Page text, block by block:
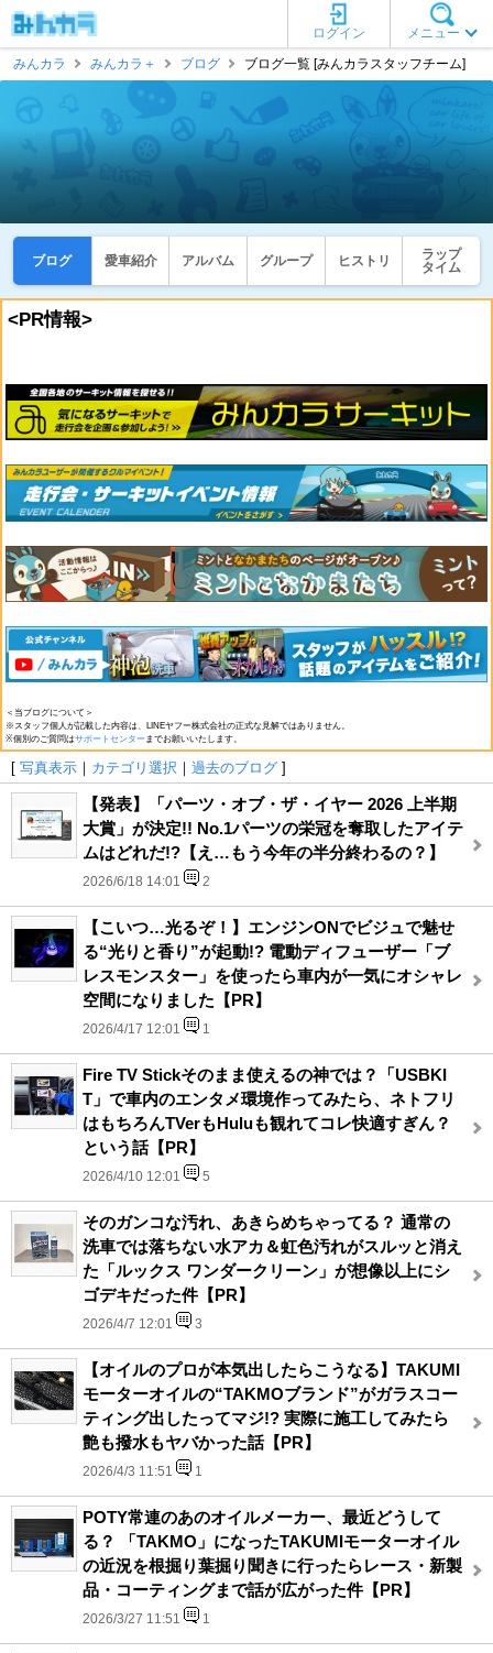
メニュー
ログイン
みんカラ
みんカラ＋ ブログ ブログ一覧 [みんカラスタッフチーム]
ブログ 愛車紹介 アルバム グループ ヒストリ
ラップ
タイム
<PR情報>
＜当ブログについて＞
※スタッフ個人が記載した内容は、LINEヤフー株式会社の正式な見解ではありません。
※個別のご質問はサポートセンターまでお願いいたします。
[ 写真表示 ｜ カテゴリ選択 ｜ 過去のブログ ]
【発表】「パーツ・オブ・ザ・イヤー 2026 上半期
大賞」が決定!! No.1パーツの栄冠を奪取したアイテ
ムはどれだ!?【え…もう今年の半分終わるの？】
2026/6/18 14:01 2
【こいつ…光るぞ！】エンジンONでビジュで魅せ
る“光りと香り”が起動!? 電動ディフューザー「ブ
レスモンスター」を使ったら車内が一気にオシャレ
空間になりました【PR】
2026/4/17 12:01 1
Fire TV Stickそのまま使えるの神では？「USBKI
T」で車内のエンタメ環境作ってみたら、ネトフリ
はもちろんTVerもHuluも観れてコレ快適すぎん？
という話【PR】
2026/4/10 12:01 5
そのガンコな汚れ、あきらめちゃってる？ 通常の
洗車では落ちない水アカ＆虹色汚れがスルッと消え
た「ルックス ワンダークリーン」が想像以上にシ
ゴデキだった件【PR】
2026/4/7 12:01 3
【オイルのプロが本気出したらこうなる】TAKUMI
モーターオイルの“TAKMOブランド”がガラスコー
ティング出したってマジ!? 実際に施工してみたら
艶も撥水もヤバかった話【PR】
2026/4/3 11:51 1
POTY常連のあのオイルメーカー、最近どうして
る？ 「TAKMO」になったTAKUMIモーターオイル
の近況を根掘り葉掘り聞きに行ったらレース・新製
品・コーティングまで話が広がった件【PR】
2026/3/27 11:51 1